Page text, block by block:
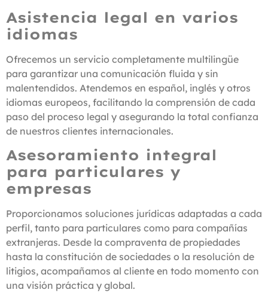
Asistencia legal en varios
idiomas
Ofrecemos un servicio completamente multilingüe
para garantizar una comunicación fluida y sin
malentendidos. Atendemos en español, inglés y otros
idiomas europeos, facilitando la comprensión de cada
paso del proceso legal y asegurando la total confianza
de nuestros clientes internacionales.
Asesoramiento integral
para particulares y
empresas
Proporcionamos soluciones jurídicas adaptadas a cada
perfil, tanto para particulares como para compañías
extranjeras. Desde la compraventa de propiedades
hasta la constitución de sociedades o la resolución de
litigios, acompañamos al cliente en todo momento con
una visión práctica y global.